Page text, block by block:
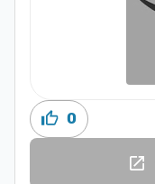
0